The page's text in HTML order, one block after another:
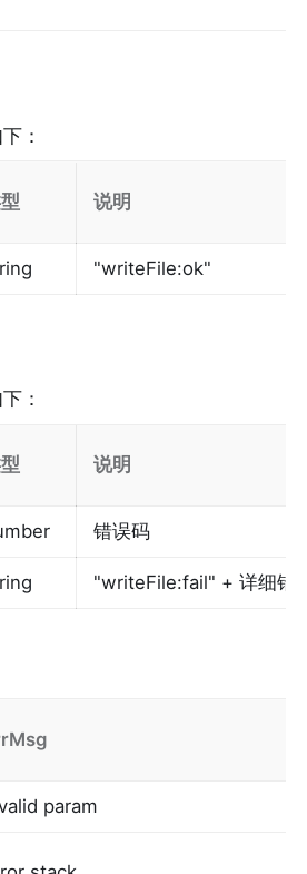
：
说明
"writeFile:ok"
：
说明
错误码
"writeFile:fail" + 详细错
param